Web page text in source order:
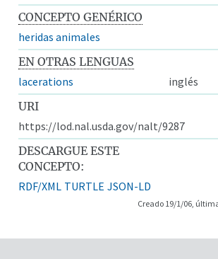
CONCEPTO GENÉRICO
heridas animales
EN OTRAS LENGUAS
lacerations
inglés
URI
https://lod.nal.usda.gov/nalt/9287
DESCARGUE ESTE
CONCEPTO:
RDF/XML TURTLE JSON-LD
Creado 19/1/06,